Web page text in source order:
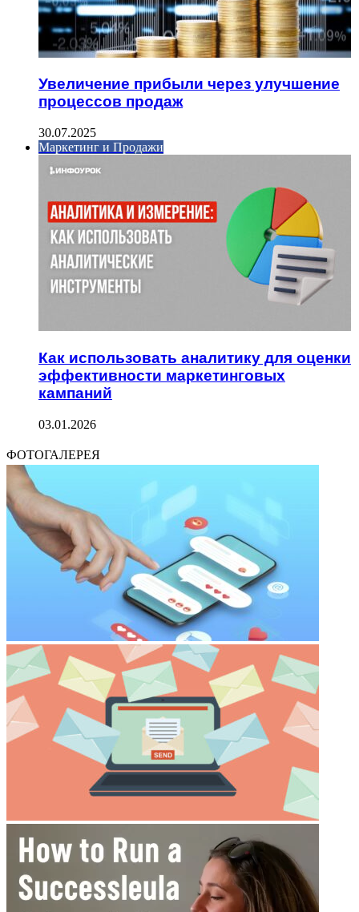
Увеличение прибыли через улучшение
процессов продаж
30.07.2025
Маркетинг и Продажи
Как использовать аналитику для оценки
эффективности маркетинговых
кампаний
03.01.2026
ФОТОГАЛЕРЕЯ